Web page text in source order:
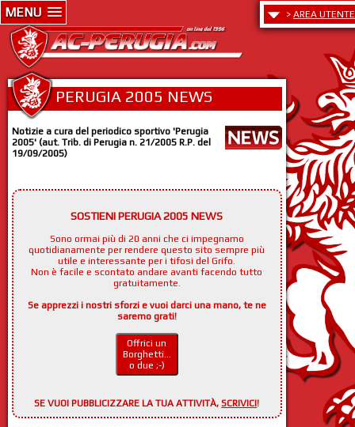
MENU > AREA UTENTE
PERUGIA 2005 NEWS
Notizie a cura del periodico sportivo 'Perugia
2005' (aut. Trib. di Perugia n. 21/2005 R.P. del
19/09/2005)
SOSTIENI PERUGIA 2005 NEWS
Sono ormai più di 20 anni che ci impegnamo
quotidianamente per rendere questo sito sempre più
utile e interessante per i tifosi del Grifo.
Non è facile e scontato andare avanti facendo tutto
gratuitamente.
Se apprezzi i nostri sforzi e vuoi darci una mano, te ne
saremo grati!
Offrici un
Borghetti...
o due ;-)
SE VUOI PUBBLICIZZARE LA TUA ATTIVITÀ,SCRIVICI!